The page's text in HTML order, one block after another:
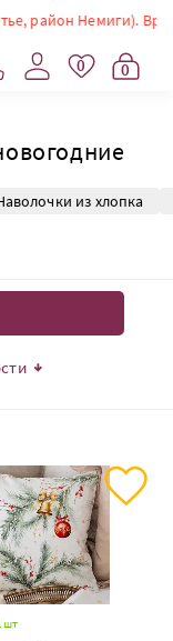
Немиги). Время
0 0
из хлопка
шт